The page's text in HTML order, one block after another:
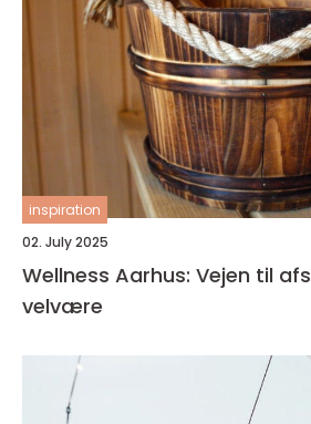
inspiration
02. July 2025
Wellness Aarhus: Vejen til
velvære